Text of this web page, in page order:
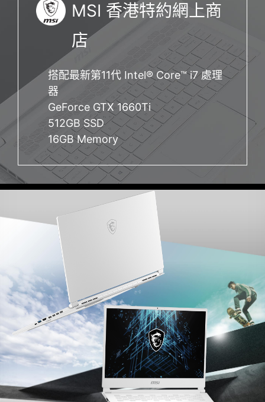
MSI 香港特約網上商
店
搭配最新第11代 Intel® Core™ i7 處理
器
GeForce GTX 1660Ti
512GB SSD
16GB Memory